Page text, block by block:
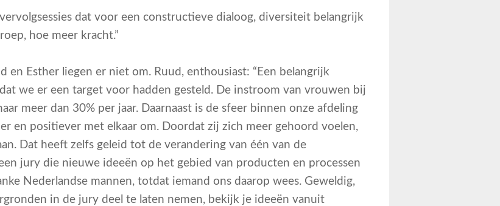
dat voor een constructieve dialoog, diversiteit belangrijk
hoe meer kracht.”
en Esther liegen er niet om. Ruud, enthousiast: “Een belangrijk
we er een target voor hadden gesteld. De instroom van vrouwen bij
meer dan 30% per jaar. Daarnaast is de sfeer binnen onze afdeling
en positiever met elkaar om. Doordat zij zich meer gehoord voelen,
Dat heeft zelfs geleid tot de verandering van één van de
jury die nieuwe ideeën op het gebied van producten en processen
Nederlandse mannen, totdat iemand ons daarop wees. Geweldig,
in de jury deel te laten nemen, bekijk je ideeën vanuit